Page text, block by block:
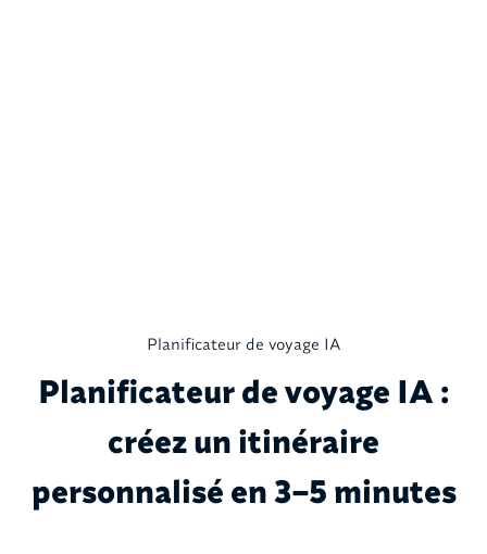
Planificateur de voyage IA
Planificateur de voyage IA :
créez un itinéraire
personnalisé en 3–5 minutes